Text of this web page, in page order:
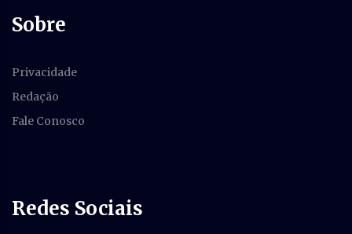
Sobre
Privacidade
Redação
Fale Conosco
Redes Sociais